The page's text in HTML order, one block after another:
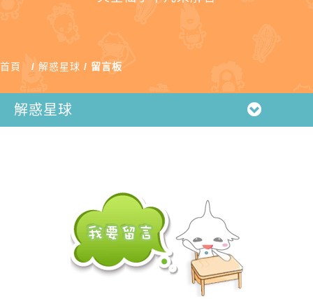
首頁 解惑星球 留言板
解惑星球